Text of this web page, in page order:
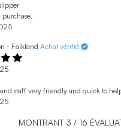
- Falkland Achat vérifié
and staff very friendly and quick to
MONTRANT 3 / 16